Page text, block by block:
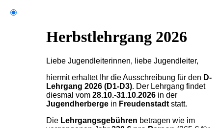
Herbstlehrgang 2026
Liebe Jugendleiterinnen, liebe Jugendleiter,
hiermit erhaltet Ihr die Ausschreibung für den D-
Lehrgang 2026 (D1-D3). Der Lehrgang findet
diesmal vom 28.10.-31.10.2026 in der
Jugendherberge in Freudenstadt statt.
Die Lehrgangsgebühren betragen wie im